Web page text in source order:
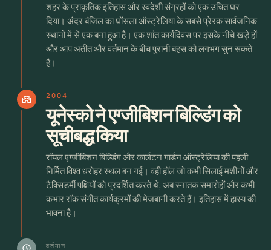
शहर के प्राकृतिक इतिहास और स्वदेशी संग्रहों को एक उचित घर
दिया। अंदर बंजिल का घोंसला ऑस्ट्रेलिया के सबसे प्रेरक सार्वजनिक
स्थानों में से एक बना हुआ है। एक शांत कार्यदिवस पर इसके नीचे खड़े हों
और आप अतीत और वर्तमान के बीच पुरानी बहस को लगभग सुन सकते
हैं।
castle 2004
यूनेस्को ने एग्जीबिशन बिल्डिंग को
सूचीबद्ध किया
रॉयल एग्जीबिशन बिल्डिंग और कार्लटन गार्डन ऑस्ट्रेलिया की पहली
निर्मित विश्व धरोहर स्थल बन गई। वही हॉल जो कभी सिलाई मशीनों और
टैक्सिडर्मी पक्षियों को प्रदर्शित करते थे, अब स्नातक समारोहों और कभी-
कभार रॉक संगीत कार्यक्रमों की मेजबानी करते हैं। इतिहास में हास्य की
भावना है।
वर्तमान